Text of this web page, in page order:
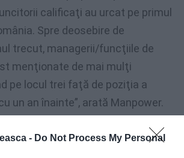
- Do Not Process My Personal
calificaţi au urcat pe primul
Spre deosebire de
trecut, managerii/funcţiile de
menţionate de mai mulţi
pe locul trei faţă de poziţia a
un an înainte”, arată Manpower.
pentru care angajatorilor le este
cei mai buni salariaţi în piaţă este